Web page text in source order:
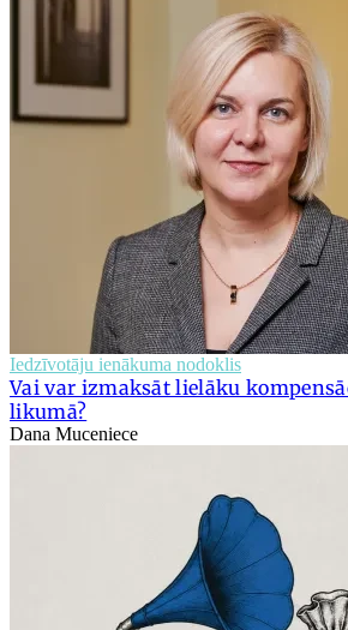
Iedzīvotāju ienākuma nodoklis
Vai var izmaksāt lielāku
likumā?
Dana Muceniece